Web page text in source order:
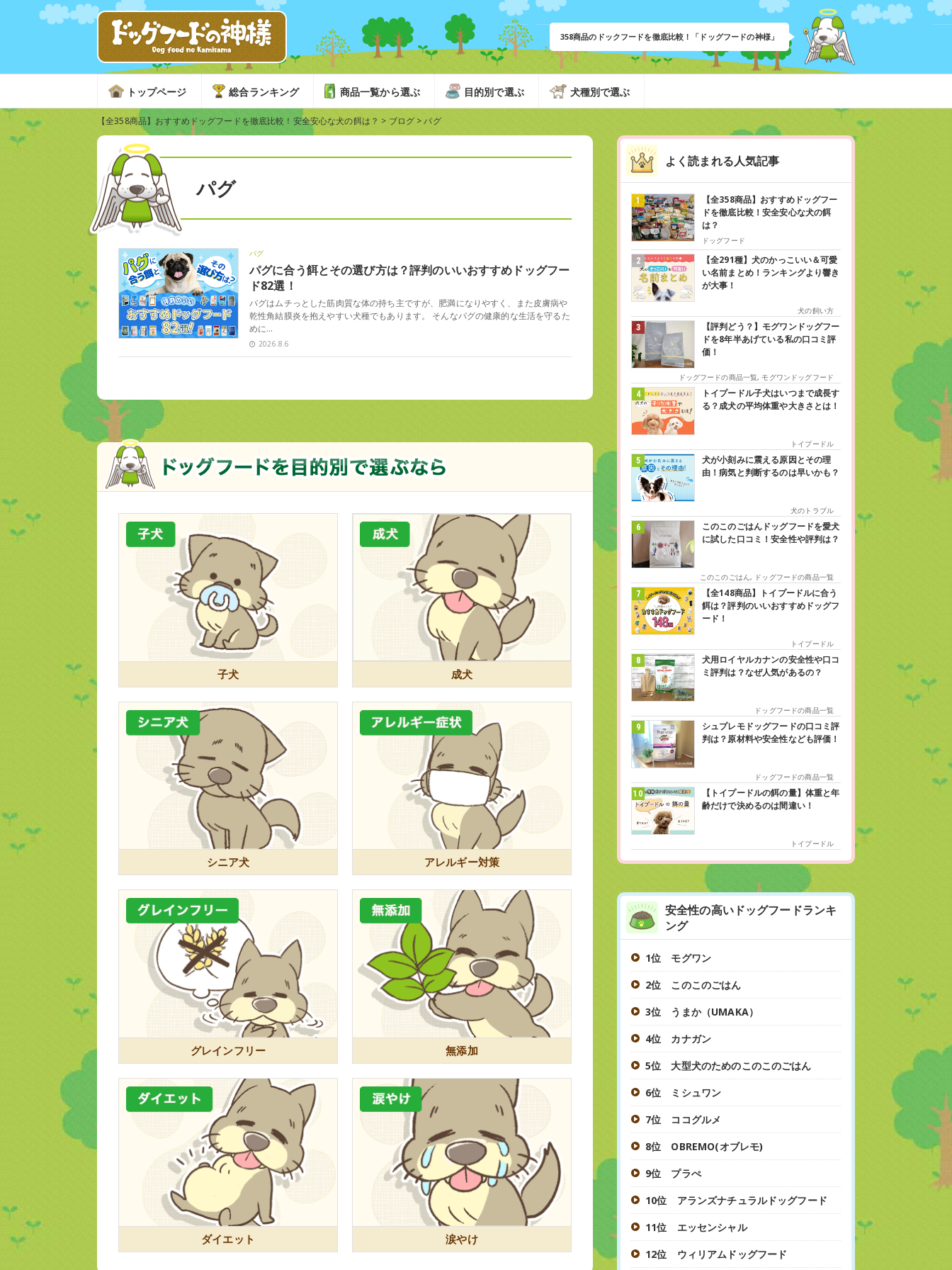
358商品のドックフードを徹底比較！「ドッグフードの神様」
トップページ 総合ランキング 商品一覧から選ぶ 目的別で選ぶ 犬種別で選ぶ
【全358商品】おすすめドッグフードを徹底比較！安全安心な犬の餌は？ > ブログ >パグ
パグ
パグ
パグに合う餌とその選び方は？評判のいいおすすめドッグフー
ド82選！
パグはムチっとした筋肉質な体の持ち主ですが、肥満になりやすく、また皮膚病や
乾性角結膜炎を抱えやすい犬種でもあります。 そんなパグの健康的な生活を守るた
めに…
2026.8.6
子犬 成犬
シニア犬 アレルギー対策
グレインフリー 無添加
ダイエット 涙やけ
よく読まれる人気記事
【全358商品】おすすめドッグフー
ドを徹底比較！安全安心な犬の餌
は？
ドッグフード
【全291種】犬のかっこいい＆可愛
い名前まとめ！ランキングより響き
が大事！
犬の飼い方
【評判どう？】モグワンドッグフー
ドを8年半あげている私の口コミ評
価！
ドッグフードの商品一覧,モグワンドッグフード
トイプードル子犬はいつまで成長す
る？成犬の平均体重や大きさとは！
トイプードル
犬が小刻みに震える原因とその理
由！病気と判断するのは早いかも？
犬のトラブル
このこのごはんドッグフードを愛犬
に試した口コミ！安全性や評判は？
このこのごはん, ドッグフードの商品一覧
【全148商品】トイプードルに合う
餌は？評判のいいおすすめドッグフ
ード！
トイプードル
犬用ロイヤルカナンの安全性や口コ
ミ評判は？なぜ人気があるの？
ドッグフードの商品一覧
シュプレモドッグフードの口コミ評
判は？原材料や安全性なども評価！
ドッグフードの商品一覧
【トイプードルの餌の量】体重と年
齢だけで決めるのは間違い！
トイプードル
安全性の高いドッグフードランキ
ング
1位 モグワン
2位 このこのごはん
3位 うまか（UMAKA）
4位 カナガン
5位 大型犬のためのこのこのごはん
6位 ミシュワン
7位 ココグルメ
8位 OBREMO(オブレモ)
9位 プラぺ
10位 アランズナチュラルドッグフード
11位 エッセンシャル
12位 ウィリアムドッグフード